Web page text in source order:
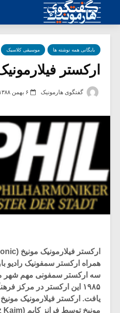
بایگانی همه نوشته ها موسیقی کلاسیک
ارکستر
گفتگوی هارمونیک ۶ بهمن ۱۳۸۸
همراه ارکستر سمفونیک رادیو
سه ارکستر سمفونی مهم شهر
۱۹۸۵ این ارکستر در مرکز